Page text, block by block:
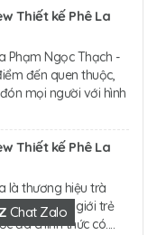
Thiết kế Phê La
Phạm Ngọc Thạch -
đến quen thuộc,
mọi người với hình
Thiết kế Phê La
là thương hiệu trà
tiếng trong giới trẻ
đã chính thức có....
Chat Zalo